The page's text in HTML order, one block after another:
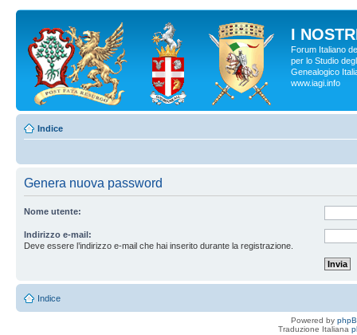
I
Forum Italiano
per lo Studio
Genealogico
www.iagi.info
Indice
Genera nuova password
Nome utente:
Indirizzo e-mail:
Deve essere l’indirizzo e-mail che hai inserito durante la registrazione.
Indice
Powered by
Traduzione Italiana